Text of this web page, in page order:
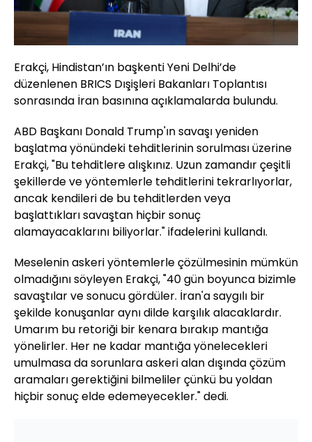
Erakçi, Hindistan’ın başkenti Yeni Delhi’de
düzenlenen BRICS Dışişleri Bakanları Toplantısı
sonrasında İran basınına açıklamalarda bulundu.
ABD Başkanı Donald Trump'ın savaşı yeniden
başlatma yönündeki tehditlerinin sorulması üzerine
Erakçi, "Bu tehditlere alışkınız. Uzun zamandır çeşitli
şekillerde ve yöntemlerle tehditlerini tekrarlıyorlar,
ancak kendileri de bu tehditlerden veya
başlattıkları savaştan hiçbir sonuç
alamayacaklarını biliyorlar." ifadelerini kullandı.
Meselenin askeri yöntemlerle çözülmesinin mümkün
olmadığını söyleyen Erakçi, "40 gün boyunca bizimle
savaştılar ve sonucu gördüler. İran'a saygılı bir
şekilde konuşanlar aynı dilde karşılık alacaklardır.
Umarım bu retoriği bir kenara bırakıp mantığa
yönelirler. Her ne kadar mantığa yönelecekleri
umulmasa da sorunlara askeri alan dışında çözüm
aramaları gerektiğini bilmeliler çünkü bu yoldan
hiçbir sonuç elde edemeyecekler." dedi.